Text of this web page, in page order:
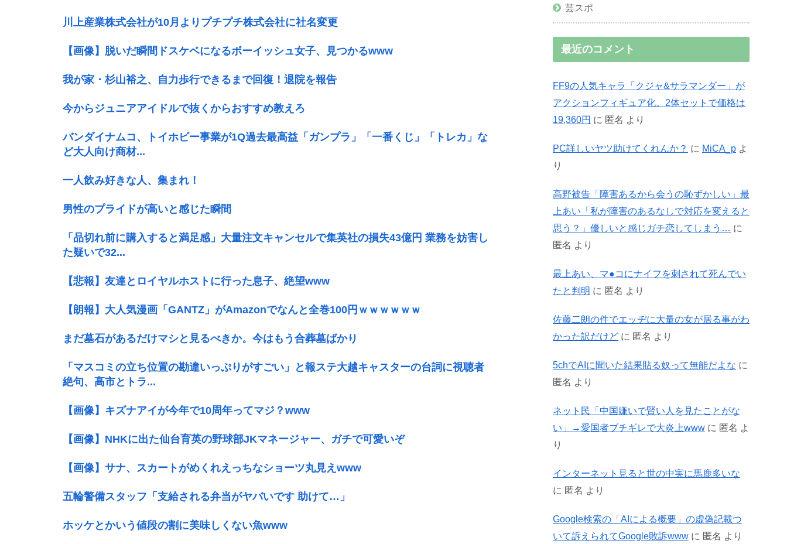
川上産業株式会社が10月よりプチプチ株式会社に社名変更
【画像】脱いだ瞬間ドスケベになるボーイッシュ女子、見つかるwww
我が家・杉山裕之、自力歩行できるまで回復！退院を報告
今からジュニアアイドルで抜くからおすすめ教えろ
バンダイナムコ、トイホビー事業が1Q過去最高益「ガンプラ」「一番くじ」「トレカ」な
ど大人向け商材...
一人飲み好きな人、集まれ！
男性のプライドが高いと感じた瞬間
「品切れ前に購入すると満足感」大量注文キャンセルで集英社の損失43億円 業務を妨害し
た疑いで32...
【悲報】友達とロイヤルホストに行った息子、絶望www
【朗報】大人気漫画「GANTZ」がAmazonでなんと全巻100円ｗｗｗｗｗｗ
まだ墓石があるだけマシと見るべきか。今はもう合葬墓ばかり
「マスコミの立ち位置の勘違いっぷりがすごい」と報ステ大越キャスターの台詞に視聴者
絶句、高市とトラ...
【画像】キズナアイが今年で10周年ってマジ？www
【画像】NHKに出た仙台育英の野球部JKマネージャー、ガチで可愛いぞ
【画像】サナ、スカートがめくれえっちなショーツ丸見えwww
五輪警備スタッフ「支給される弁当がヤバいです 助けて…」
ホッケとかいう値段の割に美味しくない魚www
芸スポ
最近のコメント
FF9の人気キャラ「クジャ&サラマンダー」が
アクションフィギュア化。2体セットで価格は
19,360円 に 匿名 より
PC詳しいヤツ助けてくれんか？ に MiCA_p よ
り
高野被告「障害あるから会うの恥ずかしい」最
上あい「私が障害のあるなしで対応を変えると
思う？」優しいと感じガチ恋してしまう…
に
匿名 より
最上あい、マ●コにナイフを刺されて死んでい
たと判明 に 匿名 より
佐藤二朗の件でエッヂに大量の女が居る事がわ
かった訳だけど に 匿名 より
5chでAIに聞いた結果貼る奴って無能だよな に
匿名 より
ネット民「中国嫌いで賢い人を見たことがな
い」→愛国者ブチギレで大炎上www に 匿名 よ
り
インターネット見ると世の中実に馬鹿多いな
に 匿名 より
Google検索の「AIによる概要」の虚偽記載つ
いて訴えられてGoogle敗訴www に 匿名 より